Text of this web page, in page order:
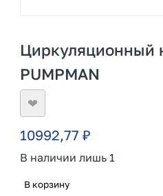
Циркуляционный
PUMPMAN
❤
10992,77 ₽
В наличии лишь 1
В корзину